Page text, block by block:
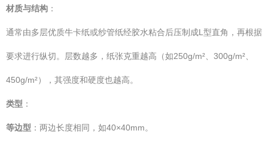
材质与结构 ：
通常由多层优质牛卡纸或纱管纸经胶水粘合后压制成L型直角，再根据
要求进行纵切。层数越多，纸张克重越高（如250g/m²、300g/m²、
450g/m²），其强度和硬度也越高。
类型 ：
等边型 ：两边长度相同，如40×40mm。